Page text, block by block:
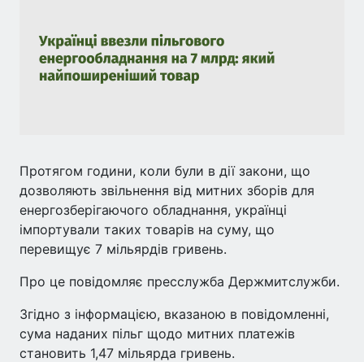
Протягом години, коли були в дії закони, що
дозволяють звільнення від митних зборів для
енергозберігаючого обладнання, українці
імпортували таких товарів на суму, що
перевищує 7 мільярдів гривень.
Про це повідомляє пресслужба Держмитслужби.
Згідно з інформацією, вказаною в повідомленні,
сума наданих пільг щодо митних платежів
становить 1,47 мільярда гривень.